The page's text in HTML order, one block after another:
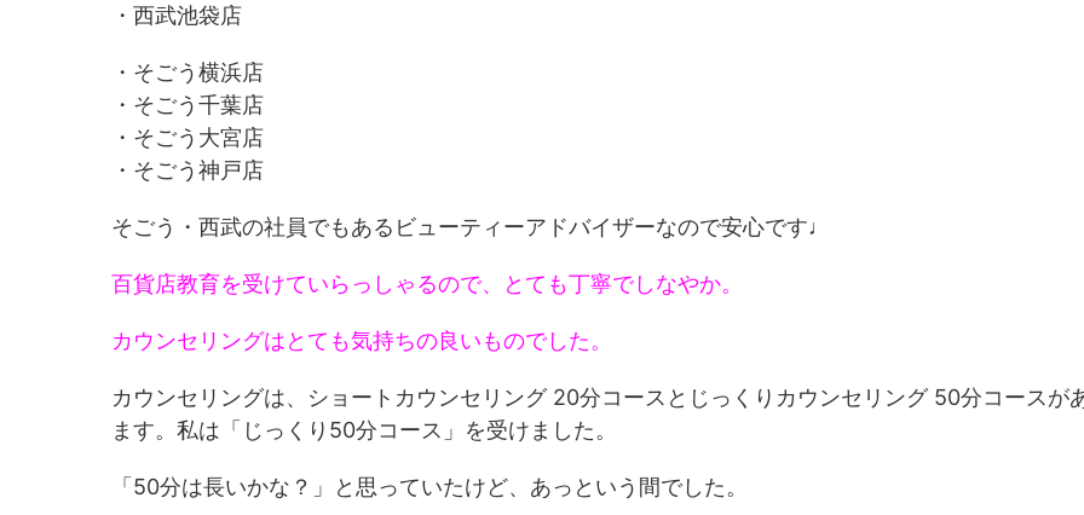
・西武池袋店
・そごう横浜店
・そごう千葉店
・そごう大宮店
・そごう神戸店
そごう・西武の社員でもあるビューティーアドバイザーなので安心です♩
百貨店教育を受けていらっしゃるので、とても丁寧でしなやか。
カウンセリングはとても気持ちの良いものでした。
カウンセリングは、ショートカウンセリング 20分コースとじっくりカウンセリング 50分コースが
ます。私は「じっくり50分コース」を受けました。
「50分は長いかな？」と思っていたけど、あっという間でした。